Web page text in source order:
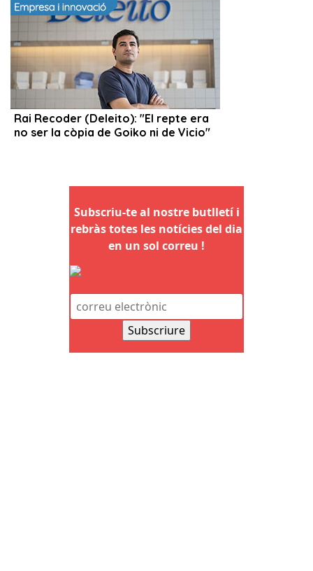
Subscriu-te al nostre butlletí i
rebràs totes les notícies del dia
en un sol correu !